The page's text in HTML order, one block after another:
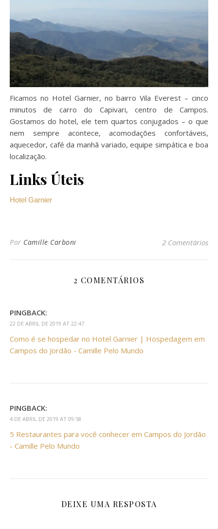
Ficamos no Hotel Garnier, no bairro Vila Everest – cinco
minutos de carro do Capivari, centro de Campos.
Gostamos do hotel, ele tem quartos conjugados – o que
nem sempre acontece, acomodações confortáveis,
aquecedor, café da manhã variado, equipe simpática e boa
localização.
Links Úteis
Hotel Garnier
Por Camille Carboni 2 Comentários
2 COMENTÁRIOS
PINGBACK:
22 DE ABRIL DE 2019 AT 22:47
Como é se hospedar no Hotel Garnier | Hospedagem em
Campos do Jordão - Camille Pelo Mundo
PINGBACK:
4 DE ABRIL DE 2019 AT 09:58
5 Restaurantes para você conhecer em Campos do Jordão
- Camille Pelo Mundo
DEIXE UMA RESPOSTA